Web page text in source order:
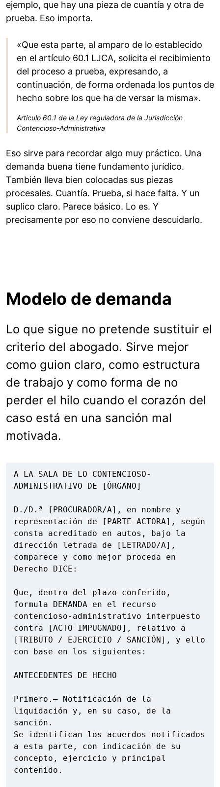
ejemplo, que hay una pieza de cuantía y otra de
prueba. Eso importa.
«Que esta parte, al amparo de lo establecido
en el artículo 60.1 LJCA, solicita el recibimiento
del proceso a prueba, expresando, a
continuación, de forma ordenada los puntos de
hecho sobre los que ha de versar la misma».
Artículo 60.1 de la Ley reguladora de la Jurisdicción
Contencioso-Administrativa
Eso sirve para recordar algo muy práctico. Una
demanda buena tiene fundamento jurídico.
También lleva bien colocadas sus piezas
procesales. Cuantía. Prueba, si hace falta. Y un
suplico claro. Parece básico. Lo es. Y
precisamente por eso no conviene descuidarlo.
Modelo de demanda
Lo que sigue no pretende sustituir el
criterio del abogado. Sirve mejor
como guion claro, como estructura
de trabajo y como forma de no
perder el hilo cuando el corazón del
caso está en una sanción mal
motivada.
A LA SALA DE LO CONTENCIOSO-
ADMINISTRATIVO DE [ÓRGANO]
D./D.ª [PROCURADOR/A], en nombre y
representación de [PARTE ACTORA], según
consta acreditado en autos, bajo la
dirección letrada de [LETRADO/A],
comparece y como mejor proceda en
Derecho DICE:
Que, dentro del plazo conferido,
formula DEMANDA en el recurso
contencioso-administrativo interpuesto
contra [ACTO IMPUGNADO], relativo a
[TRIBUTO / EJERCICIO / SANCIÓN], y ello
con base en los siguientes:
ANTECEDENTES DE HECHO
Primero.– Notificación de la
liquidación y, en su caso, de la
sanción.
Se identifican los acuerdos notificados
a esta parte, con indicación de su
concepto, ejercicio y principal
contenido.